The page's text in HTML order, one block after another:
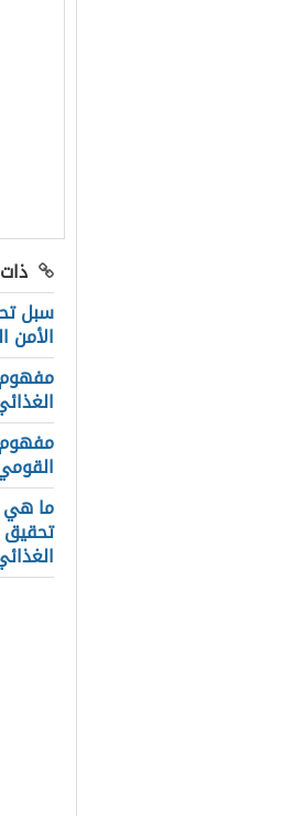
سبل
الأمن
ما
تحقيق